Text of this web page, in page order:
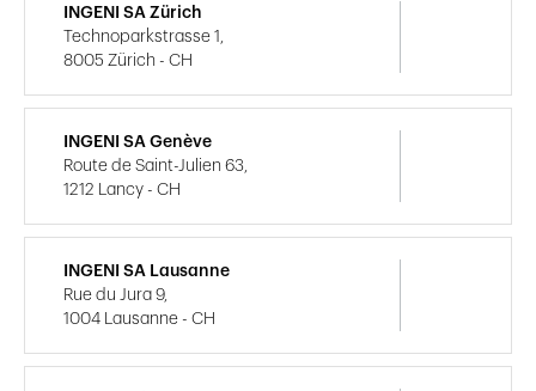
INGENI SA Zürich
Technoparkstrasse 1,
8005 Zürich - CH
INGENI SA Genève
Route de Saint-Julien 63,
1212 Lancy - CH
INGENI SA Lausanne
Rue du Jura 9,
1004 Lausanne - CH